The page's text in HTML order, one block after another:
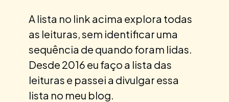
A lista no link acima explora todas
as leituras, sem identificar uma
sequência de quando foram lidas.
Desde 2016 eu faço a lista das
leituras e passei a divulgar essa
lista no meu blog.